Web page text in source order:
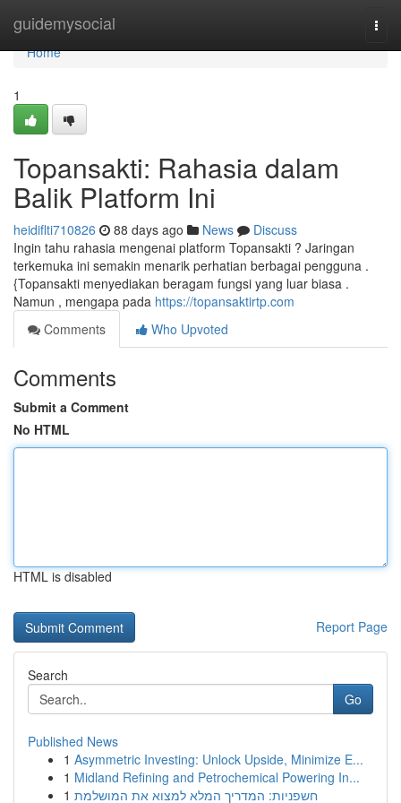
guidemysocial
Home
Home
1
Topansakti: Rahasia dalam
Balik Platform Ini
heidiflti710826 88 days ago News
Discuss
Ingin tahu rahasia mengenai platform Topansakti ? Jaringan
terkemuka ini semakin menarik perhatian berbagai pengguna .
{Topansakti menyediakan beragam fungsi yang luar biasa .
Namun , mengapa pada https://topansaktirtp.com
Comments
Who Upvoted
Comments
Submit a Comment
No HTML
HTML is disabled
Report Page
Search
Go
Published News
1 Asymmetric Investing: Unlock Upside, Minimize E...
1 Midland Refining and Petrochemical Powering In...
1 חשפניות: המדריך המלא למצוא את המושלמת